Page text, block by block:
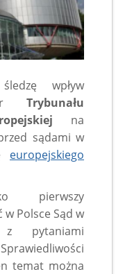
wpływ
Trybunału
na
sądami w
europejskiego
pierwszy
Polsce Sąd w
pytaniami
temat można